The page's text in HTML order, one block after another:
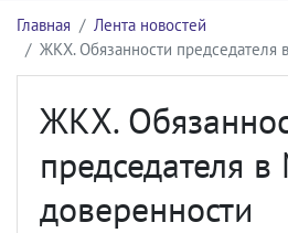
Главная
Лента новостей
ЖКХ. Обязанности председателя
ЖКХ.
председателя
доверенности